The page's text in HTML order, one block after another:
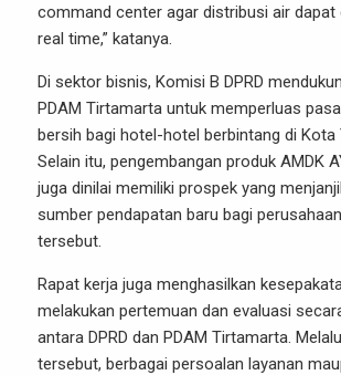
command center agar distribusi air dapat
real time,” katanya.
Di sektor bisnis, Komisi B DPRD
PDAM Tirtamarta untuk memperluas
bersih bagi hotel-hotel berbintang di Kota
Selain itu, pengembangan produk AMDK
juga dinilai memiliki prospek yang
sumber pendapatan baru bagi
tersebut.
Rapat kerja juga menghasilkan
melakukan pertemuan dan evaluasi
antara DPRD dan PDAM Tirtamarta.
tersebut, berbagai persoalan layanan